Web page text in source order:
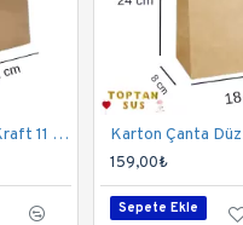
Karton Çanta Düz Kraft 11 Cm 50 Adet
159,00₺
Sepete Ekle